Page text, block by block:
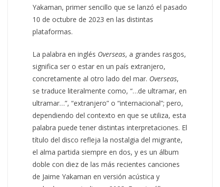
Yakaman, primer sencillo que se lanzó el pasado
10 de octubre de 2023 en las distintas
plataformas.
La palabra en inglés Overseas, a grandes rasgos,
significa ser o estar en un país extranjero,
concretamente al otro lado del mar. Overseas,
se traduce literalmente como, “…de ultramar, en
ultramar…”, “extranjero” o “internacional”; pero,
dependiendo del contexto en que se utiliza, esta
palabra puede tener distintas interpretaciones. El
título del disco refleja la nostalgia del migrante,
el alma partida siempre en dos, y es un álbum
doble con diez de las más recientes canciones
de Jaime Yakaman en versión acústica y